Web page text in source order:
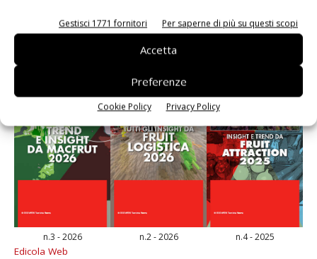
Gestisci 1771 fornitori Per saperne di più su questi scopi
Accetta
Preferenze
Cookie Policy Privacy Policy
n.3 - 2026 n.2 - 2026 n.4 - 2025
Edicola Web